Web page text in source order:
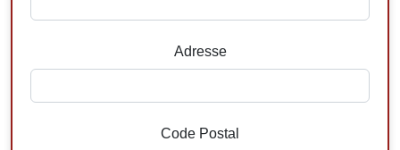
Adresse
Code Postal